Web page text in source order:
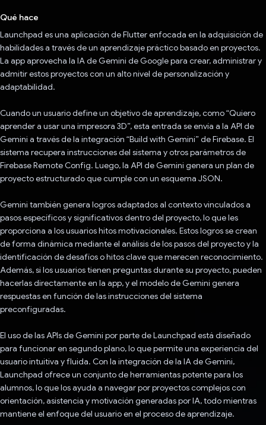
Qué hace
Launchpad es una aplicación de Flutter enfocada en la adquisición de
habilidades a través de un aprendizaje práctico basado en proyectos.
La app aprovecha la IA de Gemini de Google para crear, administrar y
admitir estos proyectos con un alto nivel de personalización y
adaptabilidad.
Cuando un usuario define un objetivo de aprendizaje, como “Quiero
aprender a usar una impresora 3D”, esta entrada se envía a la API de
Gemini a través de la integración “Build with Gemini” de Firebase. El
sistema recupera instrucciones del sistema y otros parámetros de
Firebase Remote Config. Luego, la API de Gemini genera un plan de
proyecto estructurado que cumple con un esquema JSON.
Gemini también genera logros adaptados al contexto vinculados a
pasos específicos y significativos dentro del proyecto, lo que les
proporciona a los usuarios hitos motivacionales. Estos logros se crean
de forma dinámica mediante el análisis de los pasos del proyecto y la
identificación de desafíos o hitos clave que merecen reconocimiento.
Además, si los usuarios tienen preguntas durante su proyecto, pueden
hacerlas directamente en la app, y el modelo de Gemini genera
respuestas en función de las instrucciones del sistema
preconfiguradas.
El uso de las APIs de Gemini por parte de Launchpad está diseñado
para funcionar en segundo plano, lo que permite una experiencia del
usuario intuitiva y fluida. Con la integración de la IA de Gemini,
Launchpad ofrece un conjunto de herramientas potente para los
alumnos, lo que los ayuda a navegar por proyectos complejos con
orientación, asistencia y motivación generadas por IA, todo mientras
mantiene el enfoque del usuario en el proceso de aprendizaje.